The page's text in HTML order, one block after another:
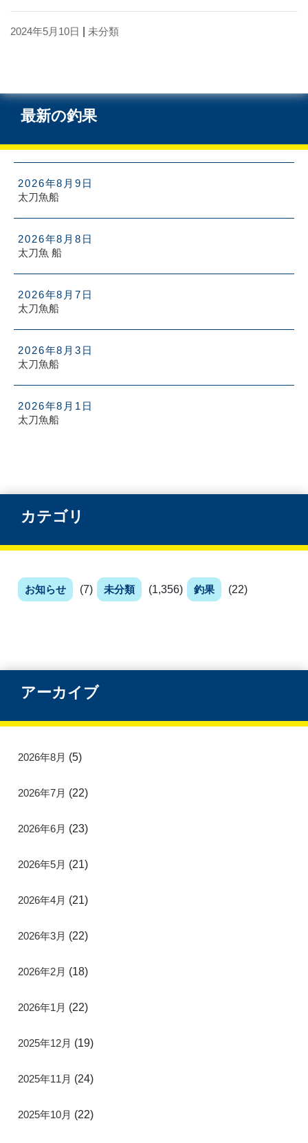
最新の釣果
太刀魚船
2026年8月9日
太刀魚 船
2026年8月8日
太刀魚船
2026年8月7日
太刀魚船
2026年8月3日
太刀魚船
2026年8月1日
カテゴリ
お知らせ (7) 未分類 (1,356) 釣果 (22)
アーカイブ
2026年8月 (5)
2026年7月 (22)
2026年6月 (23)
2026年5月 (21)
2026年4月 (21)
2026年3月 (22)
2026年2月 (18)
2026年1月 (22)
2025年12月 (19)
2025年11月 (24)
2025年10月 (22)
2024年5月10日 未分類